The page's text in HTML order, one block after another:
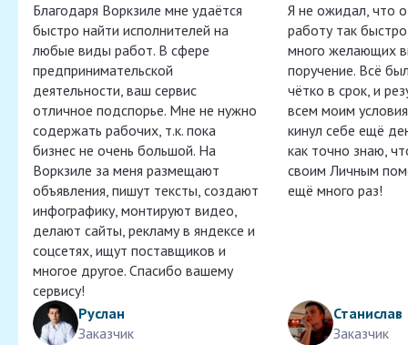
Благодаря Воркзиле мне удаётся
быстро найти исполнителей на
любые виды работ. В сфере
предпринимательской
деятельности, ваш сервис
отличное подспорье. Мне не нужно
содержать рабочих, т.к. пока
бизнес не очень большой. На
Воркзиле за меня размещают
объявления, пишут тексты, создают
инфографику, монтируют видео,
делают сайты, рекламу в яндексе и
соцсетях, ищут поставщиков и
многое другое. Спасибо вашему
сервису!
Руслан
Заказчик
Я не ожидал, что
работу так
много желающих
поручение. Всё
чётко в срок, и
всем моим
кинул себе ещё
как точно знаю,
своим Личным
ещё много раз!
Станислав
Заказчик